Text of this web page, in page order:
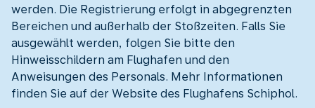
werden. Die Registrierung erfolgt in abgegrenzten
Bereichen und außerhalb der Stoßzeiten. Falls Sie
ausgewählt werden, folgen Sie bitte den
Hinweisschildern am Flughafen und den
Anweisungen des Personals. Mehr Informationen
finden Sie auf der Website des Flughafens Schiphol.